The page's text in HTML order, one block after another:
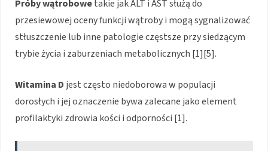
Próby wątrobowetakie jak ALT i AST służą do
przesiewowej oceny funkcji wątroby i mogą sygnalizować
stłuszczenie lub inne patologie częstsze przy siedzącym
trybie życia i zaburzeniach metabolicznych [1][5].
Witamina D jest często niedoborowa w populacji
dorosłych i jej oznaczenie bywa zalecane jako element
profilaktyki zdrowia kości i odporności [1].